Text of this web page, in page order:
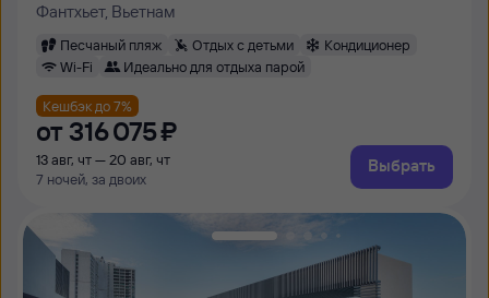
Фантхьет, Вьетнам
Песчаный пляж Отдых с детьми
Кондиционер
Wi-Fi
Идеально для отдыха парой
Кешбэк до 7%
от 316 ⁠075 ⁠₽
13 авг, чт — 20 авг, чт
7 ночей, за двоих
Выбрать